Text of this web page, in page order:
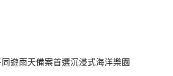
遊雨天備案首選沉浸式海洋樂園